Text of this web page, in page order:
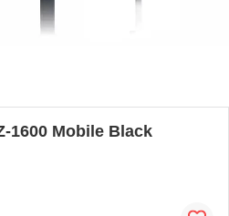
1600 Mobile Black